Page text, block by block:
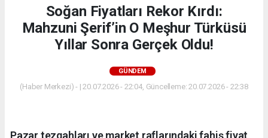
Soğan Fiyatları Rekor Kırdı:
Mahzuni Şerif’in O Meşhur Türküsü
Yıllar Sonra Gerçek Oldu!
GÜNDEM
(Haber Merkezi) - | 20.07.2026 - 22:04, Güncelleme: 20.07.2026 - 22:38
Pazar tezgahları ve market raflarındaki fahiş fiyat